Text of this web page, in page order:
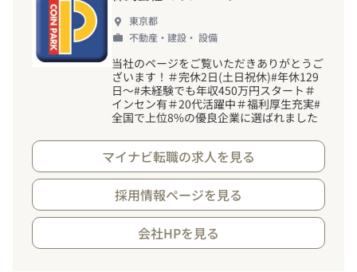
東京都
不動産・建設・ 設備
当社のページをご覧いただきありがとうご
ざいます ！ ＃完休2日(土日祝休)#年休129
日～#未経験でも年収450万円スタート＃
インセン有＃20代活躍中＃福利厚生充実#
全国で上位8%の優良企業に選ばれました
マイナビ転職の求人を見る
採用情報ページを見る
会社HPを見る